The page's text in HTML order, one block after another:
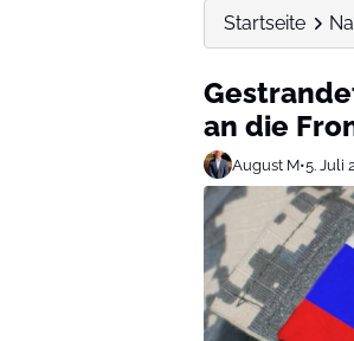
Startseite
an die
August M•5. Juli